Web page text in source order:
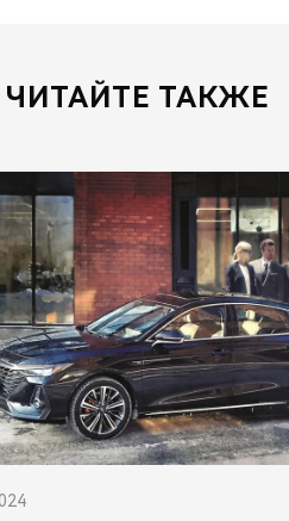
ЧИТАЙТЕ ТАКЖЕ